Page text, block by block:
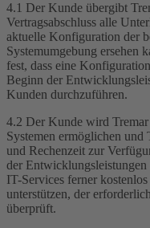
4.1 Der Kunde übergibt
Vertragsabschluss alle
aktuelle Konfiguration der
Systemumgebung ersehen
fest, dass eine
Beginn der
Kunden durchzuführen.
4.2 Der Kunde wird
Systemen ermöglichen und
und Rechenzeit zur
der
IT-Services ferner
unterstützen, der
überprüft.